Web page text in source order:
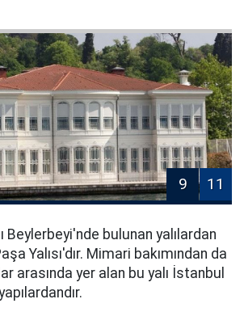
9 11
Beylerbeyi'nde bulunan yalılardan
Yalısı'dır. Mimari bakımından da
arasında yer alan bu yalı İstanbul